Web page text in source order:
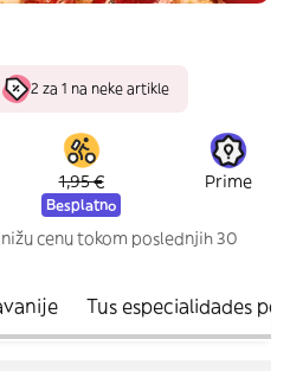
2 za 1 na neke artikle
1,95 €
Besplatno
Prime
cenu tokom poslednjih 30
Tus especialidades